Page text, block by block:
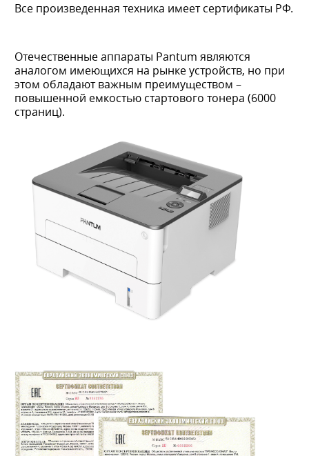
Все произведенная техника имеет сертификаты РФ.
Отечественные аппараты Pantum являются
аналогом имеющихся на рынке устройств, но при
этом обладают важным преимуществом –
повышенной емкостью стартового тонера (6000
страниц).